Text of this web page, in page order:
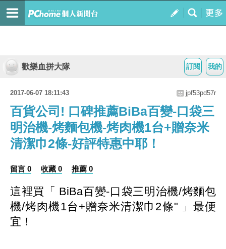
我的
訂閱
歡樂血拼大隊
2017-06-07 18:11:43 jpf53pd57r
百貨公司! 口碑推薦BiBa百變-口袋三
明治機-烤麵包機-烤肉機1台+贈奈米
清潔巾2條-好評特惠中耶！
留言 0 收藏 0 推薦 0
這裡買「 BiBa百變-口袋三明治機/烤麵包
機/烤肉機1台+贈奈米清潔巾2條" 」最便
宜！